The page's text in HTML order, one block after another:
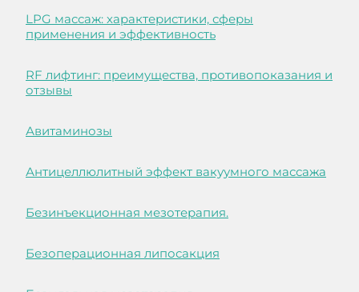
LPG массаж: характеристики, сферы
применения и эффективность
RF лифтинг: преимущества, противопоказания и
отзывы
Авитаминозы
Антицеллюлитный эффект вакуумного массажа
Безинъекционная мезотерапия.
Безоперационная липосакция